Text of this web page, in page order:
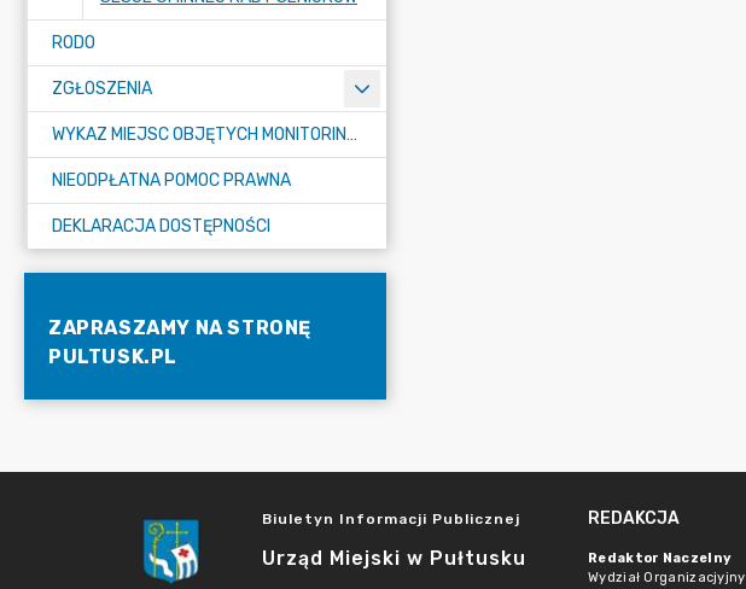
RODO
ZGŁOSZENIA
WYKAZ MIEJSC OBJĘTYCH MONITORINGIEM
NIEODPŁATNA POMOC PRAWNA
DEKLARACJA DOSTĘPNOŚCI
ZAPRASZAMY NA STRONĘ
PULTUSK.PL
Biuletyn Informacji Publicznej
Urząd Miejski w Pułtusku
REDAKCJA
Redaktor Naczelny
Wydział Organizacjyjny